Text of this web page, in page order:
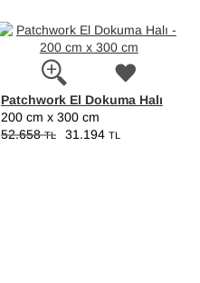
Patchwork El Dokuma Halı
200 cm x 300 cm
52.658TL 31.194 TL